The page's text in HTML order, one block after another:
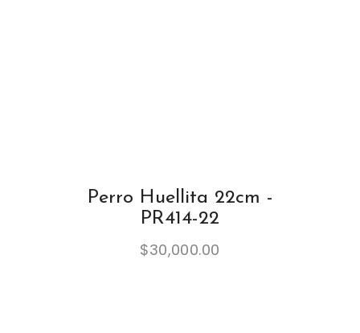
Perro Huellita 22cm -
PR414-22
$30,000.00